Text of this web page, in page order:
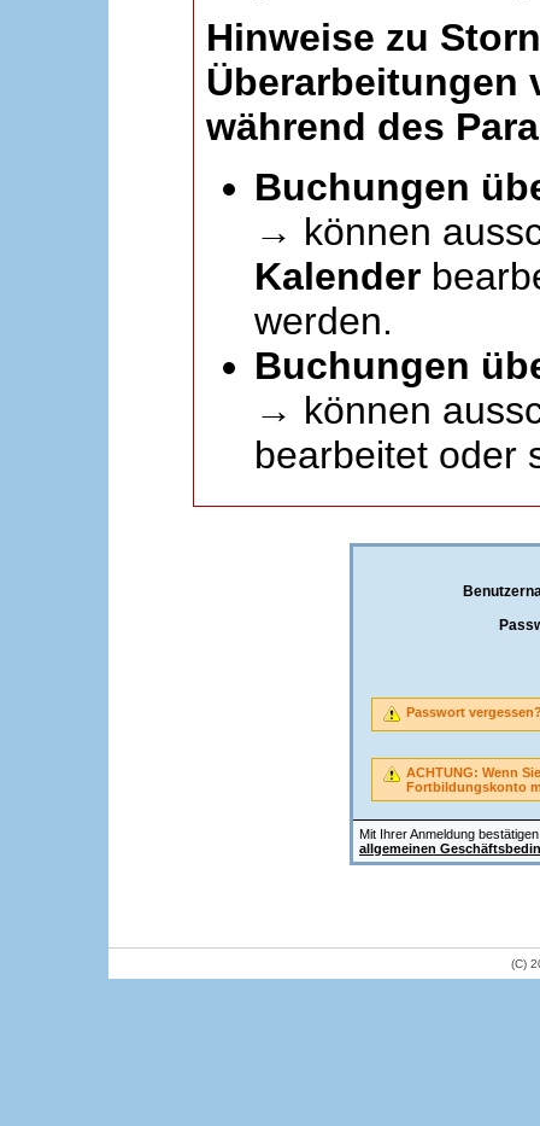
Hinweise zu
Überarbeitungen
während des
Buchungen
→ können
Kalender
werden.
Buchungen
→ können
bearbeitet oder
Mit Ihrer Anmeldung
allgemeinen
Passwort
ACHTUNG: Wenn
Fortbildungskonto
(C)